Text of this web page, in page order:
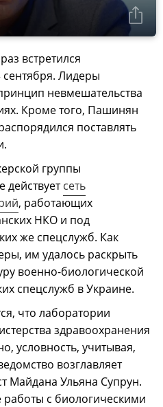
встретился
Лидеры
невмешательства
Кроме того, Пашинян
поставлять
группы
действуетсеть
, работающих
НКО и под
же спецслужб. Как
им удалось раскрыть
военно-биологической
спецслужб в Украине.
что лаборатории
здравоохранения
условность, учитывая,
возглавляет
Майдана Ульяна Супрун.
с биологическими